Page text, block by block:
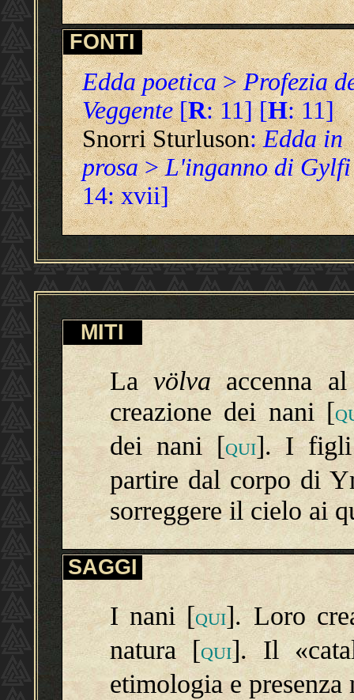
FONTI
Edda poetica>Profezia
Veggente[R: 11] [H: 11]
Snorri Sturluson:Edda in
prosa>L'inganno di Gylfi
14: xvii]
MITI
Lavölvaaccenna al
creazione dei nani [
dei nani [QUI]. I figli
partire dal corpo di
sorreggere il cielo ai
SAGGI
I nani [QUI]. Loro
natura [QUI]. Il
etimologia e